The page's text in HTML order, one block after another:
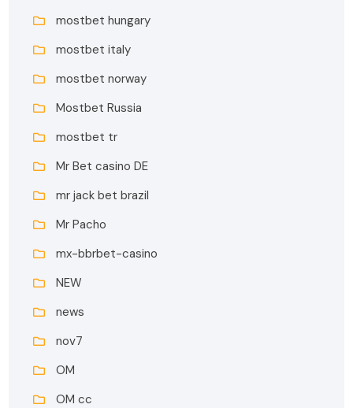
mostbet hungary
mostbet italy
mostbet norway
Mostbet Russia
mostbet tr
Mr Bet casino DE
mr jack bet brazil
Mr Pacho
mx-bbrbet-casino
NEW
news
nov7
OM
OM cc